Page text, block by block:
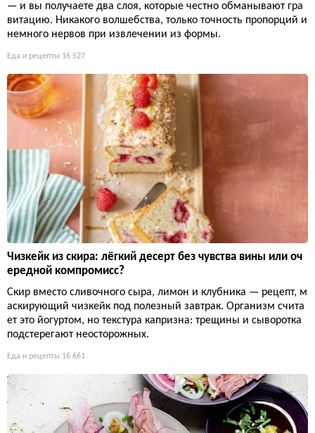
— и вы получаете два слоя, которые честно обманывают гра
витацию. Никакого волшебства, только точность пропорций и
немного нервов при извлечении из формы.
Еда и рецепты 16 527
Чизкейк из скира: лёгкий десерт без чувства вины или оч
ередной компромисс?
Скир вместо сливочного сыра, лимон и клубника — рецепт, м
аскирующий чизкейк под полезный завтрак. Организм счита
ет это йогуртом, но текстура капризна: трещины и сыворотка
подстерегают неосторожных.
Еда и рецепты 16 661